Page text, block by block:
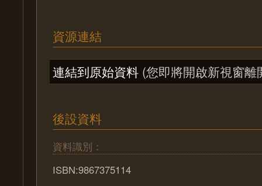
資源連結
連結到原始資料 (您即將開啟新視窗離
後設資料
資料識別：
ISBN:9867375114